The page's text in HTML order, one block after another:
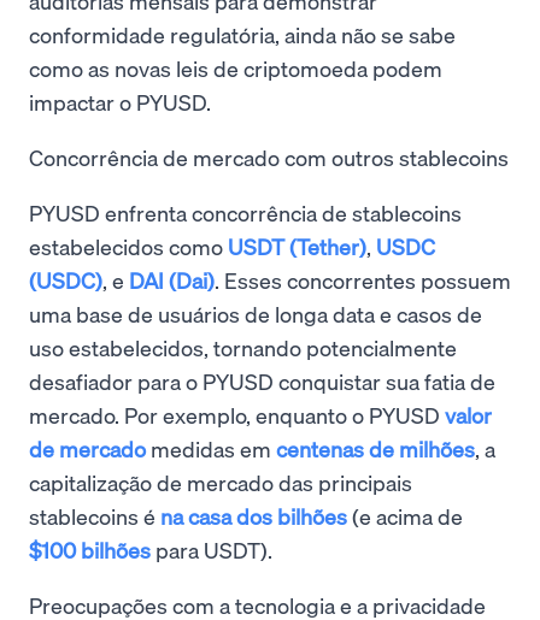
conformidade regulatória, ainda não se sabe
como as novas leis de criptomoeda podem
impactar o PYUSD.
Concorrência de mercado com outros stablecoins
PYUSD enfrenta concorrência de stablecoins
estabelecidos como USDT (Tether), USDC
(USDC), e DAI (Dai). Esses concorrentes possuem
uma base de usuários de longa data e casos de
uso estabelecidos, tornando potencialmente
desafiador para o PYUSD conquistar sua fatia de
mercado. Por exemplo, enquanto o PYUSD valor
de mercadomedidas em centenas de milhões, a
capitalização de mercado das principais
stablecoins é na casa dos bilhões(e acima de
$100 bilhões para USDT).
Preocupações com a tecnologia e a privacidade